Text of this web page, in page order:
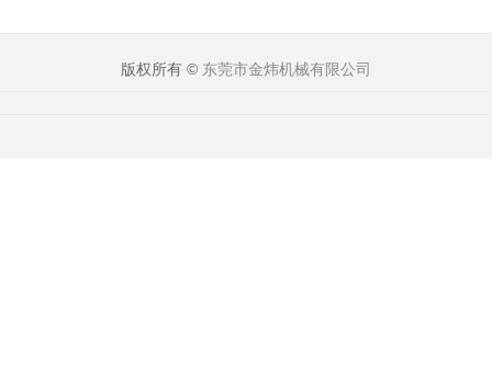
版权所有 © 东莞市金炜机械有限公司